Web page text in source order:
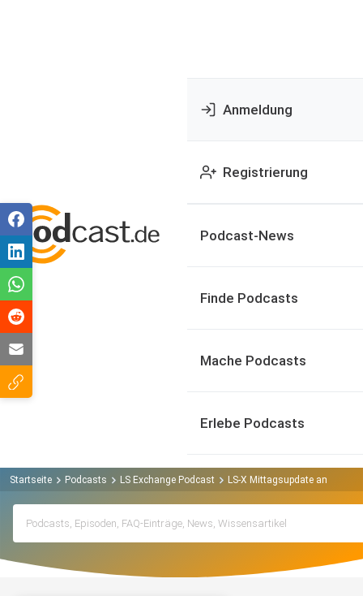
Anmeldung
Registrierung
Podcast-News
Finde Podcasts
Mache Podcasts
Erlebe Podcasts
Startseite Podcasts LS Exchange Podcast LS-X Mittagsupdate am